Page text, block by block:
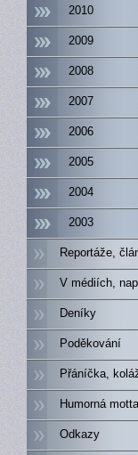
2010
2009
2008
2007
2006
2005
2004
2003
Reportáže,
V médiích,
Deníky
Poděkování
Přáníčka,
Humorná
Odkazy